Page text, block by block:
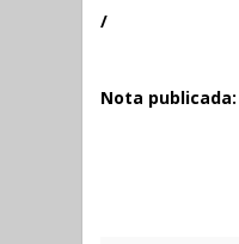
/
Nota publicada: